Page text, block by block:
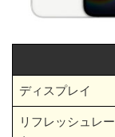
ディスプレイ
リフレッシュレー